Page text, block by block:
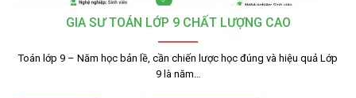
GIA SƯ TOÁN LỚP 9 CHẤT LƯỢNG CAO
Toán lớp 9 – Năm học bản lề, cần chiến lược học đúng và hiệu quả Lớp
9 là năm…